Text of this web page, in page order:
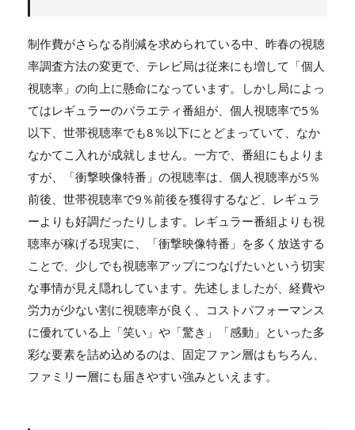
制作費がさらなる削減を求められている中、昨春の視聴
率調査方法の変更で、テレビ局は従来にも増して「個人
視聴率」の向上に懸命になっています。しかし局によっ
てはレギュラーのバラエティ番組が、個人視聴率で5％
以下、世帯視聴率でも8％以下にとどまっていて、なか
なかてこ入れが成就しません。一方で、番組にもよりま
すが、「衝撃映像特番」の視聴率は、個人視聴率が5％
前後、世帯視聴率で9％前後を獲得するなど、レギュラ
ーよりも好調だったりします。レギュラー番組よりも視
聴率が稼げる現実に、「衝撃映像特番」を多く放送する
ことで、少しでも視聴率アップにつなげたいという切実
な事情が見え隠れしています。先述しましたが、経費や
労力が少ない割に視聴率が良く、コストパフォーマンス
に優れている上「笑い」や「驚き」「感動」といった多
彩な要素を詰め込めるのは、固定ファン層はもちろん、
ファミリー層にも届きやすい強みといえます。